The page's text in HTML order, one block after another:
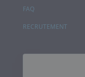
FAQ
RECRUTEMENT